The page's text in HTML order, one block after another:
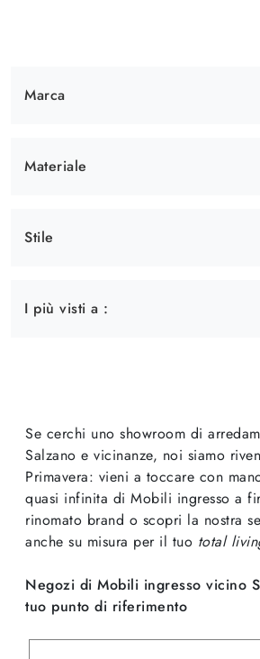
Marca
Materiale
Stile
I più visti a :
Se cerchi uno showroom di
Salzano e vicinanze, noi siamo
Primavera: vieni a toccare con
quasi infinita di Mobili ingresso a
rinomato brand o scopri la nostra
anche su misura per il tuo total
Negozi di Mobili ingresso vicino
tuo punto di riferimento